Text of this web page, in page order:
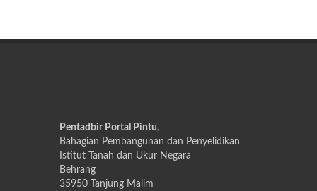
Pentadbir Portal Pintu,
Bahagian Pembangunan dan Penyelidikan
Istitut Tanah dan Ukur Negara
Behrang
35950 Tanjung Malim